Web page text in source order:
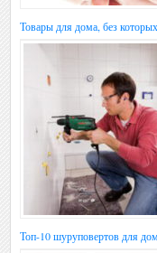
Товары для дома, без
Топ-10 шуруповертов для